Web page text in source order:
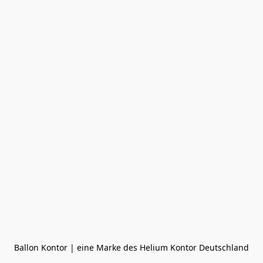
Ballon Kontor | eine Marke des Helium Kontor Deutschland